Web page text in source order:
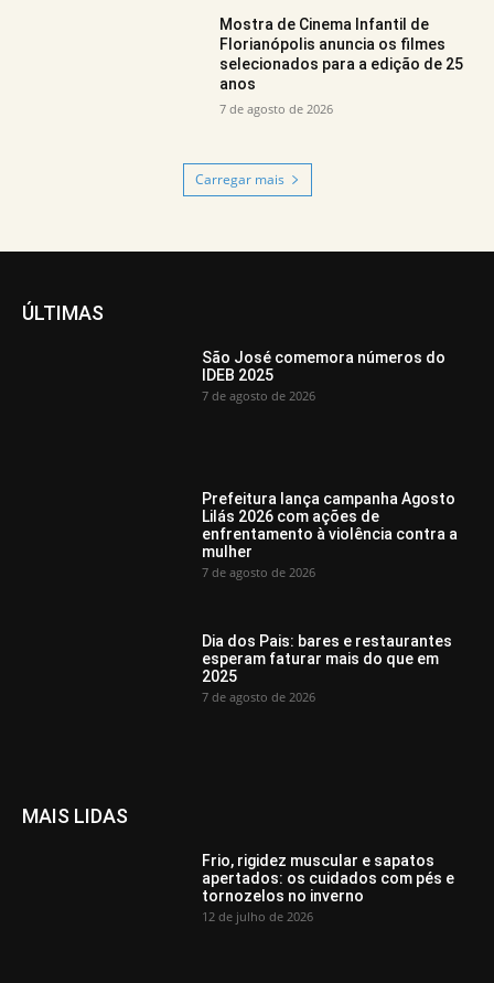
Mostra de Cinema Infantil de
Florianópolis anuncia os filmes
selecionados para a edição de 25
anos
7 de agosto de 2026
Carregar mais
ÚLTIMAS
São José comemora números do
IDEB 2025
7 de agosto de 2026
Prefeitura lança campanha Agosto
Lilás 2026 com ações de
enfrentamento à violência contra a
mulher
7 de agosto de 2026
Dia dos Pais: bares e restaurantes
esperam faturar mais do que em
2025
7 de agosto de 2026
MAIS LIDAS
Frio, rigidez muscular e sapatos
apertados: os cuidados com pés e
tornozelos no inverno
12 de julho de 2026